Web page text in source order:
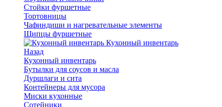
Стойки фуршетные
Тортовницы
Чафиндиши и нагревательные элементы
Щипцы фуршетные
Кухонный инвентарь
Назад
Кухонный инвентарь
Бутылки для соусов и масла
Дуршлаги и сита
Контейнеры для мусора
Миски кухонные
Сотейники